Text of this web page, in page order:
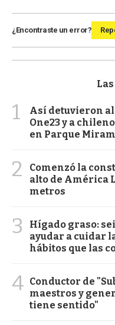
¿Encontraste un error?
1
Así detuvieron
One23 y a
en Parque
2
Comenzó la
alto de América
metros
3
Hígado graso:
ayudar a cuidar
hábitos que las
4 Conductor de
maestros y
tiene sentido"